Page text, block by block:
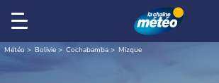
Météo Bolivie Cochabamba Mizque